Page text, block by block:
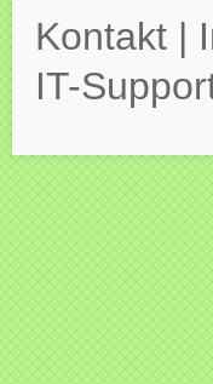
Kontakt |
IT-